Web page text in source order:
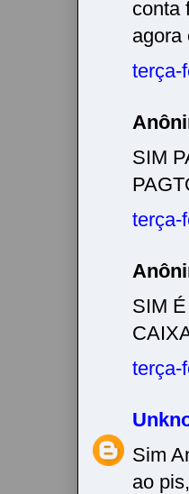
conta
agora
terça-
SIM
terça-
SIM
terça-
Sim
ao